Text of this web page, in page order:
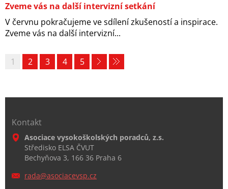
Zveme vás na další intervizní setkání
V červnu pokračujeme ve sdílení zkušeností a inspirace.
Zveme vás na další intervizní...
1 2 3 4 5
Kontakt
Asociace vysokoškolských poradců, z.s.
Středisko ELSA ČVUT
Bechyňova 3, 166 36 Praha 6
rada@asociacevsp.cz